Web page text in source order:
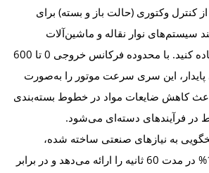
کنترل وکتوری (حالت باز و بسته) برای
سیستم‌های نوار نقاله و ماشین‌آلات
پردازش پلاستیک استفاده کنید. با محدوده فرکانس خروجی 0 تا 600
این سری سرعت موتور را به‌صورت
کاهش ضایعات مواد در خطوط بسته‌بندی
در فرآیندهای دسته‌ای می‌شود.
به نیازهای صنعتی ساخته شده،
ظرفیت بار اضافه 150% در مدت 60 ثانیه را ارائه می‌دهد و در برابر